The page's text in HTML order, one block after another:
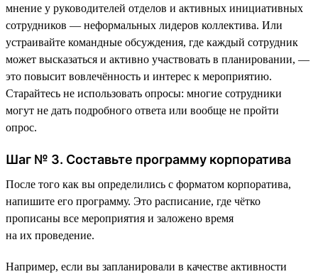
мнение у руководителей отделов и активных инициативных
сотрудников — неформальных лидеров коллектива. Или
устраивайте командные обсуждения, где каждый сотрудник
может высказаться и активно участвовать в планировании, —
это повысит вовлечённость и интерес к мероприятию.
Старайтесь не использовать опросы: многие сотрудники
могут не дать подробного ответа или вообще не пройти
опрос.
Шаг № 3. Составьте программу корпоратива
После того как вы определились с форматом корпоратива,
напишите его программу. Это расписание, где чётко
прописаны все мероприятия и заложено время
на их проведение.
Например, если вы запланировали в качестве активности